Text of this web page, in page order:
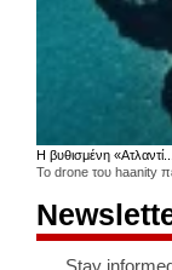
Η βυθισμένη «Ατλαντί...
Το drone του haanity